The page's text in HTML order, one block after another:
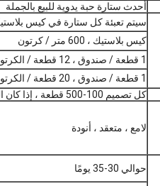
أحدث ستارة حبة يدوية للبيع بالجملة
سيتم تعبئة كل ستارة في كيس بلاستيكي واحد ،
كيس بلاستيك ، 600 متر / كرتون
1 قطعة / صندوق ، 12 قطعة / الكرتون 93x32x42 سم
1 قطعة / صندوق ، 20 قطعة / الكرتون 93 × 32 × 62 سم
كل تصميم 100-500 قطعة ، إذا كان المخزون ، والتفاوض
لامع ، متعقد ، أنودة
حوالي 30-35 يومًا